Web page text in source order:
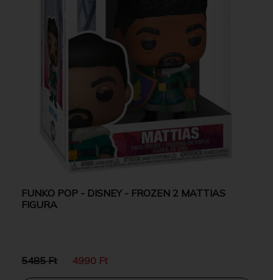
FUNKO POP - DISNEY - FROZEN 2 MATTIAS
FIGURA
5485 Ft 4990 Ft